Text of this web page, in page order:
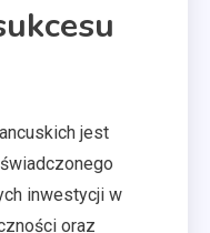
jest
inwestycji w
oraz